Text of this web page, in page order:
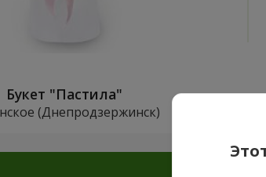
Букет "Пастила"
(Днепродзержинск)